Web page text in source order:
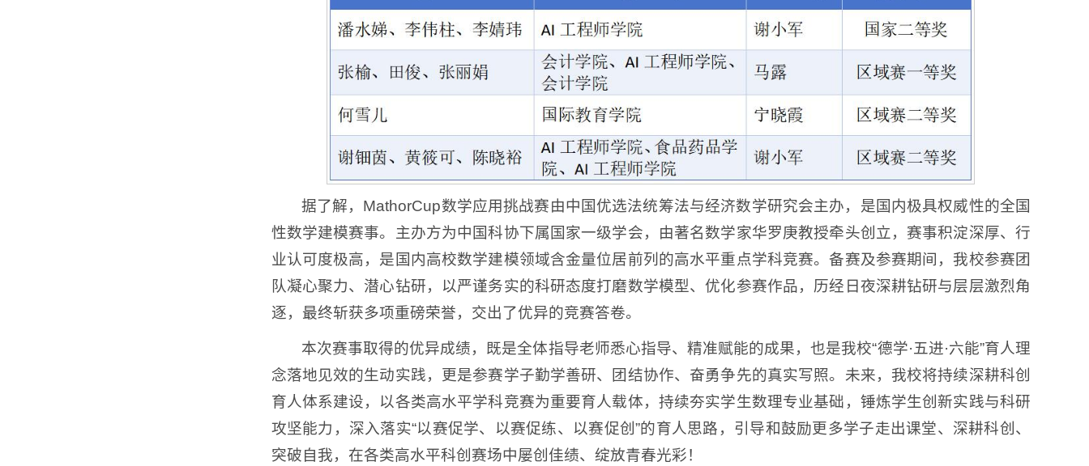
据了解，MathorCup数学应用挑战赛由中国优选法统筹法与经济数学研究会主办，是国内极具权威性的全国
性数学建模赛事。主办方为中国科协下属国家一级学会，由著名数学家华罗庚教授牵头创立，赛事积淀深厚、行
业认可度极高，是国内高校数学建模领域含金量位居前列的高水平重点学科竞赛。备赛及参赛期间，我校参赛团
队凝心聚力、潜心钻研，以严谨务实的科研态度打磨数学模型、优化参赛作品，历经日夜深耕钻研与层层激烈角
逐，最终斩获多项重磅荣誉，交出了优异的竞赛答卷。
本次赛事取得的优异成绩，既是全体指导老师悉心指导、精准赋能的成果，也是我校“德学·五进·六能”育人理
念落地见效的生动实践，更是参赛学子勤学善研、团结协作、奋勇争先的真实写照。未来，我校将持续深耕科创
育人体系建设，以各类高水平学科竞赛为重要育人载体，持续夯实学生数理专业基础，锤炼学生创新实践与科研
攻坚能力，深入落实“以赛促学、以赛促练、以赛促创”的育人思路，引导和鼓励更多学子走出课堂、深耕科创、
突破自我，在各类高水平科创赛场中屡创佳绩、绽放青春光彩！